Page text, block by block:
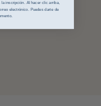
inscripción. Al hacer clic arriba,
electrónico. Puedes darte de